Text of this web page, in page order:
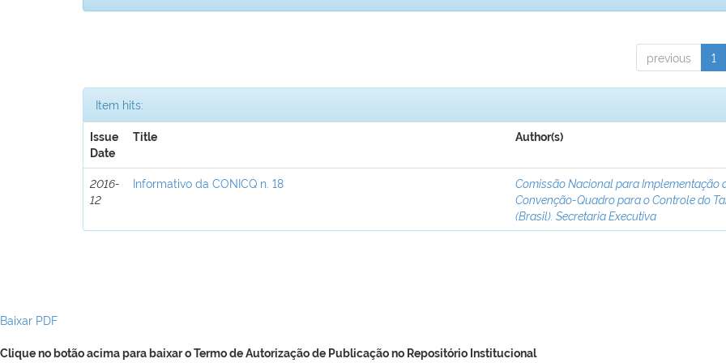
previous 1
Item hits:
Issue
Date
Title Author(s)
2016-
12
Informativo da CONICQ n. 18
Comissão Nacional para Implementação
Convenção-Quadro para o Controle do
(Brasil). Secretaria Executiva
Baixar PDF
Clique no botão acima para baixar o Termo de Autorização de Publicação no Repositório Institucional